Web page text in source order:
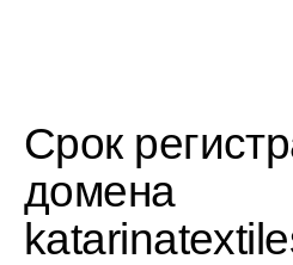
Срок
домена